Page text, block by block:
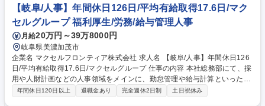
務：構内ルールの整備、社内イベントの企画、固定資産や備品・消耗品管
理、食堂・駐車場・社用車等の運営管理など。★制度管理や制度企画など
にも幅を広げご活躍を検討しております。 募集職種 【岐阜/安全衛生・健
康管理】年間休日126日/平均有給取得17.6日/マクセルGr.
【岐阜/人事】年間休日126日/平均有給取得17.6日/マク
セルグループ 福利厚生/労務/給与管理人事
月給20万円～39万8000円
岐阜県美濃加茂市
企業名 マクセルフロンティア株式会社 求人名 【岐阜/人事】年間休日126
日/平均有給取得17.6日/マクセルグループ 仕事の内容 本社総務部にて、採
用や人財計画などの人事領域をメインに、勤怠管理や給与計算といった労
務業務まで幅広くお任せします。人事・労務の全般に携わり、マルチな専
年間休日120日以上 退職金あり 完全週休2日制 土日祝休み